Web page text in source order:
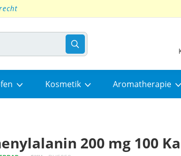
Suchen
Kosmetik Aromatherapie
200 mg 100